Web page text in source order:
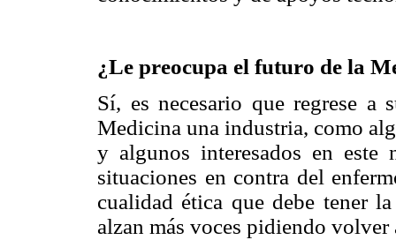
¿Le preocupa el futuro de la
Sí, es necesario que regrese a
Medicina una industria, como
y algunos interesados en este
situaciones en contra del
cualidad ética que debe tener
alzan más voces pidiendo volver